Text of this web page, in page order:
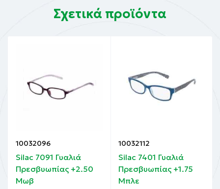
Σχετικά προϊόντα
10032096
Silac 7091 Γυαλιά
Πρεσβυωπίας +2.50
Μωβ
10032112
Silac 7401 Γυαλιά
Πρεσβυωπίας +1.75
Μπλε